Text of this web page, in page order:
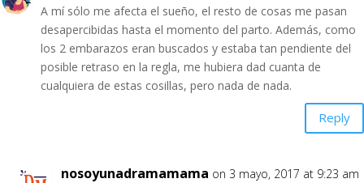
A mí sólo me afecta el sueño, el resto de cosas me pasan
desapercibidas hasta el momento del parto. Además, como
los 2 embarazos eran buscados y estaba tan pendiente del
posible retraso en la regla, me hubiera dad cuanta de
cualquiera de estas cosillas, pero nada de nada.
Reply
nosoyunadramamama on 3 mayo, 2017 at 9:23 am